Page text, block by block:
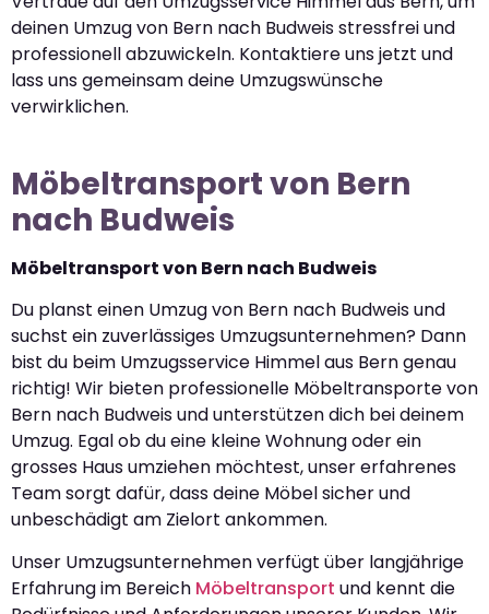
deinen Umzug von Bern nach Budweis stressfrei und
professionell abzuwickeln. Kontaktiere uns jetzt und
lass uns gemeinsam deine Umzugswünsche
verwirklichen.
Möbeltransport von Bern
nach Budweis
Möbeltransport von Bern nach Budweis
Du planst einen Umzug von Bern nach Budweis und
suchst ein zuverlässiges Umzugsunternehmen? Dann
bist du beim Umzugsservice Himmel aus Bern genau
richtig! Wir bieten professionelle Möbeltransporte von
Bern nach Budweis und unterstützen dich bei deinem
Umzug. Egal ob du eine kleine Wohnung oder ein
grosses Haus umziehen möchtest, unser erfahrenes
Team sorgt dafür, dass deine Möbel sicher und
unbeschädigt am Zielort ankommen.
Unser Umzugsunternehmen verfügt über langjährige
Erfahrung im Bereich Möbeltransport und kennt die